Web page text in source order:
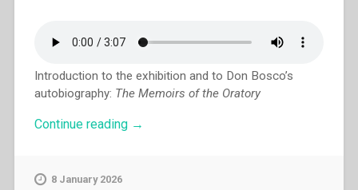
Introduction to the exhibition and to Don Bosco’s
autobiography: The Memoirs of the Oratory
Continue reading “English
→
8 January 2026